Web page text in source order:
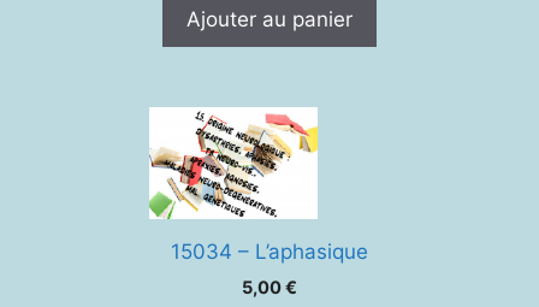
Ajouter au panier
15034 – L’aphasique
5,00€